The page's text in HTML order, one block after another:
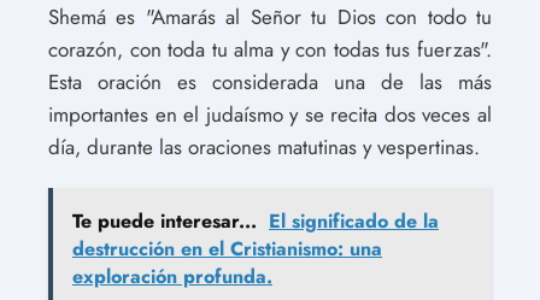
Shemá es "Amarás al Señor tu Dios con todo tu
corazón, con toda tu alma y con todas tus fuerzas".
Esta oración es considerada una de las más
importantes en el judaísmo y se recita dos veces al
día, durante las oraciones matutinas y vespertinas.
Te puede interesar... El significado de la
destrucción en el Cristianismo: una
exploración profunda.